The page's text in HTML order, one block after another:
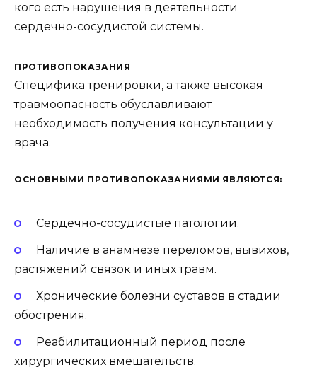
кого есть нарушения в деятельности
сердечно-сосудистой системы.
ПРОТИВОПОКАЗАНИЯ
Специфика тренировки, а также высокая
травмоопасность обуславливают
необходимость получения консультации у
врача.
ОСНОВНЫМИ ПРОТИВОПОКАЗАНИЯМИ ЯВЛЯЮТСЯ:
Сердечно-сосудистые патологии.
Наличие в анамнезе переломов, вывихов,
растяжений связок и иных травм.
Хронические болезни суставов в стадии
обострения.
Реабилитационный период после
хирургических вмешательств.